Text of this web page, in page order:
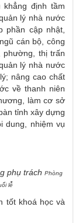
định tầm
lý nhà nước
phần cập nhật,
cán bộ, công
phường, thị trấn
lý nhà nước
nâng cao chất
về thanh niên
làm cơ sở
tỉnh xây dựng
dung, nhiệm vụ
phụ trách Phòng
lễ
tốt khoá học và